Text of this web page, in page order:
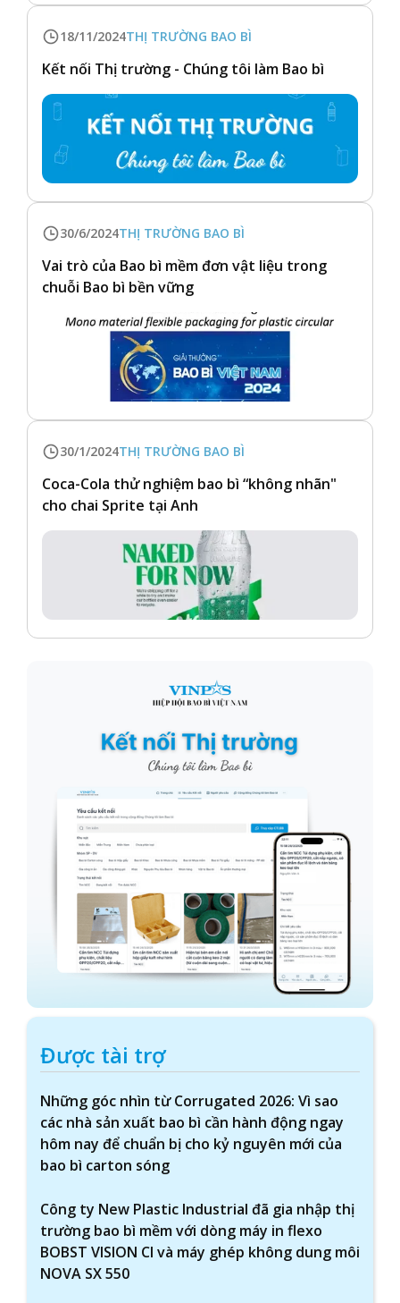
18/11/2024THỊ TRƯỜNG BAO BÌ
Kết nối Thị trường - Chúng tôi làm Bao bì
30/6/2024THỊ TRƯỜNG BAO BÌ
Vai trò của Bao bì mềm đơn vật liệu trong
chuỗi Bao bì bền vững
30/1/2024THỊ TRƯỜNG BAO BÌ
Coca-Cola thử nghiệm bao bì “không nhãn"
cho chai Sprite tại Anh
Được tài trợ
Những góc nhìn từ Corrugated 2026: Vì sao
các nhà sản xuất bao bì cần hành động ngay
hôm nay để chuẩn bị cho kỷ nguyên mới của
bao bì carton sóng
Công ty New Plastic Industrial đã gia nhập thị
trường bao bì mềm với dòng máy in flexo
BOBST VISION CI và máy ghép không dung môi
NOVA SX 550